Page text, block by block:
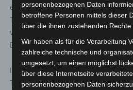
einsetzen.“ Eine Bauanleitung für
Tierschutzverein Hannover auf
www.tierheim-hannover.de/
Download bereit.
Im Zuge des Pilotprojektes
Tierschutzverein die Kosten für die
personenbezogenen Daten
betroffene Personen mittels dieser
über die ihnen zustehenden Rechte
Wir haben als für die Verarbeitung
zahlreiche technische und
umgesetzt, um einen möglichst
über diese Internetseite
personenbezogenen Daten